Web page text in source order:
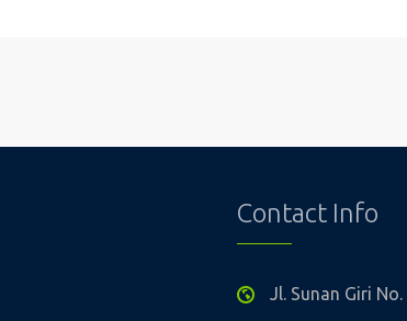
Contact Info
Jl. Sunan Giri